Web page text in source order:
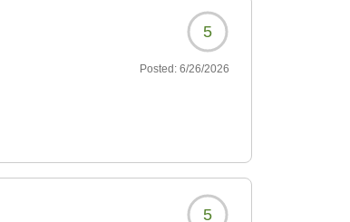
スタッフ一同にとって何よりの励み
ございますが、南阿蘇は四季折々で
、いつでも当館へお帰りください
5
Posted: 6/26/2026
5